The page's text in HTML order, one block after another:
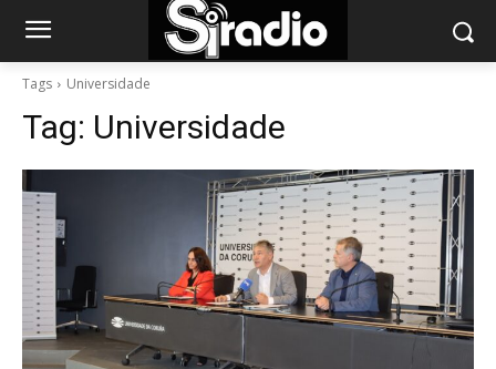
Tags Universidade
Tag: Universidade